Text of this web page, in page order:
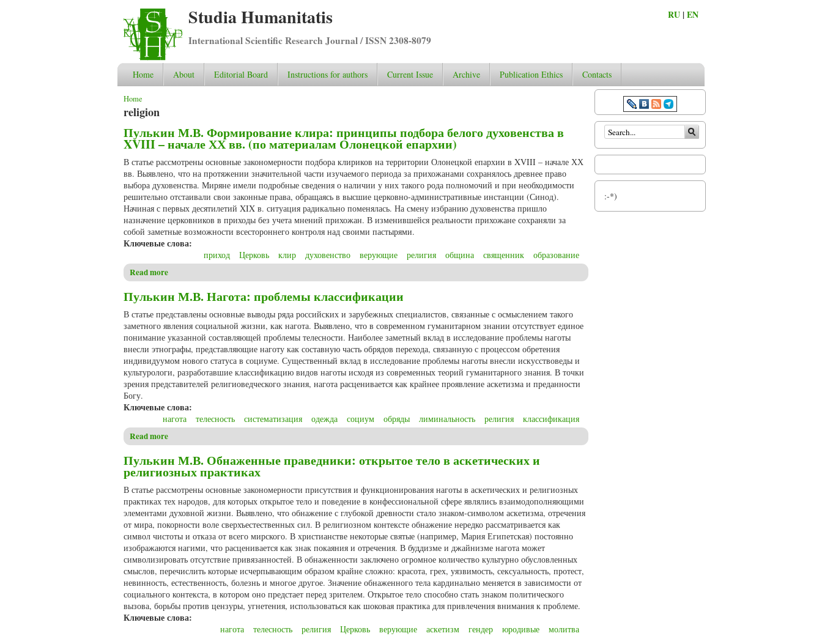
Studia Humanitatis
International Scientific Research Journal / ISSN 2308-8079
RU |EN
Home About Editorial Board Instructions for authors Current Issue Archive Publication Ethics Contacts
You are here
Home
religion
Пулькин М.В. Формирование клира: принципы подбора белого духовенства в
XVIII – начале ХХ вв. (по материалам Олонецкой епархии)
В статье рассмотрены основные закономерности подбора клириков на территории Олонецкой епархии в XVIII – начале ХХ
вв. Выявлено, что на протяжении значительной части изучаемого периода за прихожанами сохранялось древнее право
выбора духовенства. Миряне имели подробные сведения о наличии у них такого рода полномочий и при необходимости
решительно отстаивали свои законные права, обращаясь в высшие церковно-административные инстанции (Синод).
Начиная с первых десятилетий XIX в. ситуация радикально поменялась. На смену избранию духовенства пришло
назначение церковников в приходы без учета мнений прихожан. В изменившейся реальности прихожане сохраняли за
собой заметные возможности всестороннего контроля над своими пастырями.
Ключевые слова:
приход Церковь клир духовенство верующие религия община священник образование
Read more
Пулькин М.В. Нагота: проблемы классификации
В статье представлены основные выводы ряда российских и зарубежных специалистов, связанные с осмыслением такого
заметного явления социальной жизни, как нагота. Выявлено, что в современном гуманитарном знании отсутствует единое
понимание указанной составляющей проблемы телесности. Наиболее заметный вклад в исследование проблемы наготы
внесли этнографы, представляющие наготу как составную часть обрядов перехода, связанную с процессом обретения
индивидуумом нового статуса в социуме. Существенный вклад в исследование проблемы наготы внесли искусствоведы и
культурологи, разработавшие классификацию видов наготы исходя из современных теорий гуманитарного знания. В точки
зрения представителей религиоведческого знания, нагота расценивается как крайнее проявление аскетизма и преданности
Богу.
Ключевые слова:
нагота телесность систематизация одежда социум обряды лиминальность религия классификация
Read more
Пулькин М.В. Обнаженные праведники: открытое тело в аскетических и
религиозных практиках
В статье рассмотрены основные закономерности присутствия и функционирования наготы в аскетических и религиозных
практиках тех народов, для которых открытое тело и поведение в конфессиональной сфере являлись взаимодополняющими
элементами духовной жизни. Выявлено, что обнажение с глубокой древности стало знаком-символом аскетизма, отречения
от мира, покорности воле сверхъестественных сил. В религиозном контексте обнажение нередко рассматривается как
символ чистоты и отказа от всего мирского. В христианстве некоторые святые (например, Мария Египетская) постоянно
изображаются нагими, что расценивается как знак покаяния и отречения. В буддизме и джайнизме нагота может
символизировать отсутствие привязанностей. В обнаженности заключено огромное количество культурно обусловленных
смыслов, перечислить которые исчерпывающим образом крайне сложно: красота, грех, уязвимость, сексуальность, протест,
невинность, естественность, болезнь и многое другое. Значение обнаженного тела кардинально меняется в зависимости от
социального контекста, в котором оно предстает перед зрителем. Открытое тело способно стать знаком политического
вызова, борьбы против цензуры, угнетения, использоваться как шоковая практика для привлечения внимания к проблеме.
Ключевые слова:
нагота телесность религия Церковь верующие аскетизм гендер юродивые молитва
Search form
:-*)